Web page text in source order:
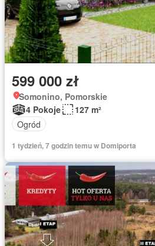
599 000 zł
Somonino, Pomorskie
4 Pokoje
127 m²
Ogród
1 tydzień, 7 godzin temu w Domiporta